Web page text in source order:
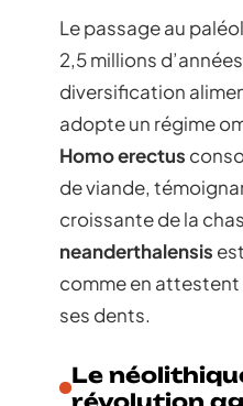
Le passage au
2,5 millions
diversification
adopte un régime
Homo erectus
de viande,
croissante de la
neanderthalensis
comme en attestent
ses dents.
Le